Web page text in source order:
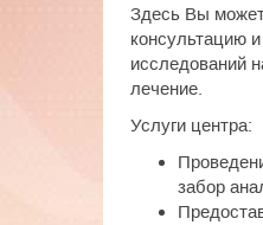
Здесь Вы
консультацию
исследований
лечение.
Услуги центра:
забор